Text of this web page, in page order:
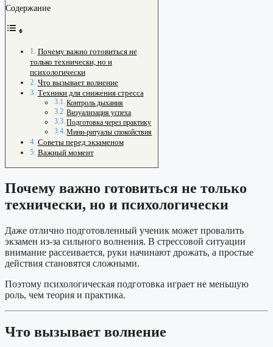
Содержание
Почему важно готовиться не
только технически, но и
психологически
Что вызывает волнение
Техники для снижения стресса
Контроль дыхания
Визуализация успеха
Подготовка через практику
Мини-ритуалы спокойствия
Советы перед экзаменом
Важный момент
Почему важно готовиться не только
технически, но и психологически
Даже отлично подготовленный ученик может провалить
экзамен из-за сильного волнения. В стрессовой ситуации
внимание рассеивается, руки начинают дрожать, а простые
действия становятся сложными.
Поэтому психологическая подготовка играет не меньшую
роль, чем теория и практика.
Что вызывает волнение